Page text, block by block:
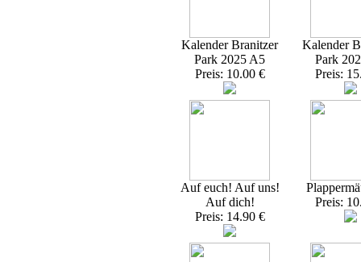
Kalender Branitzer
Park 2025 A5
Preis: 10.00 €
Kalender
Park
Preis:
Auf euch! Auf uns!
Auf dich!
Preis: 14.90 €
Preis: